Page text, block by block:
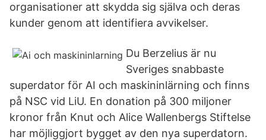
organisationer att skydda sig själva och deras
kunder genom att identifiera avvikelser.
Du Berzelius är nu
Sveriges snabbaste
superdator för AI och maskininlärning och finns
på NSC vid LiU. En donation på 300 miljoner
kronor från Knut och Alice Wallenbergs Stiftelse
har möjliggjort bygget av den nya superdatorn.